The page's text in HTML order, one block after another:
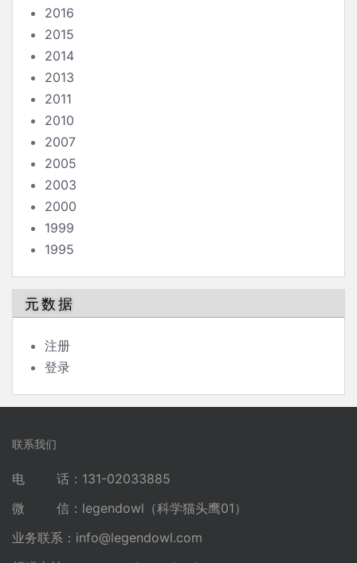
2016
2015
2014
2013
2011
2010
2007
2005
2003
2000
1999
1995
元数据
注册
登录
联系我们
电 话：131-02033885
微 信：legendowl（科学猫头鹰01）
业务联系： info@legendowl.com